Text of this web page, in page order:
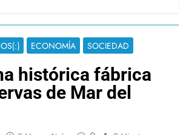
ECONOMÍA SOCIEDAD
histórica fábrica
de Mar del